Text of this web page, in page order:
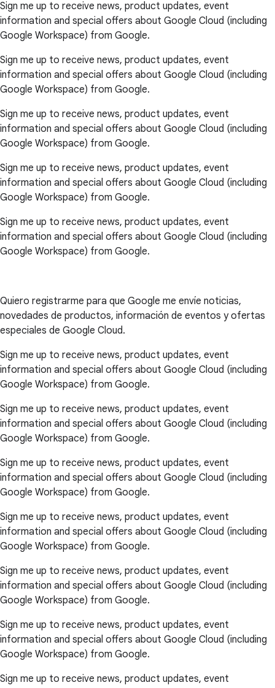
Sign me up to receive news, product updates, event
information and special offers about Google Cloud (including
Google Workspace) from Google.
Sign me up to receive news, product updates, event
information and special offers about Google Cloud (including
Google Workspace) from Google.
Sign me up to receive news, product updates, event
information and special offers about Google Cloud (including
Google Workspace) from Google.
Sign me up to receive news, product updates, event
information and special offers about Google Cloud (including
Google Workspace) from Google.
Sign me up to receive news, product updates, event
information and special offers about Google Cloud (including
Google Workspace) from Google.
Quiero registrarme para que Google me envíe noticias,
novedades de productos, información de eventos y ofertas
especiales de Google Cloud.
Sign me up to receive news, product updates, event
information and special offers about Google Cloud (including
Google Workspace) from Google.
Sign me up to receive news, product updates, event
information and special offers about Google Cloud (including
Google Workspace) from Google.
Sign me up to receive news, product updates, event
information and special offers about Google Cloud (including
Google Workspace) from Google.
Sign me up to receive news, product updates, event
information and special offers about Google Cloud (including
Google Workspace) from Google.
Sign me up to receive news, product updates, event
information and special offers about Google Cloud (including
Google Workspace) from Google.
Sign me up to receive news, product updates, event
information and special offers about Google Cloud (including
Google Workspace) from Google.
Sign me up to receive news, product updates, event